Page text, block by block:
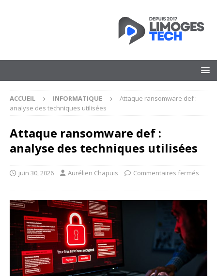
ACCUEIL INFORMATIQUE
Attaque ransomware def :
analyse des techniques utilisées
Attaque ransomware def :
analyse des techniques utilisées
juin 30, 2026 Aurélien Chapuis Commentaires fermés